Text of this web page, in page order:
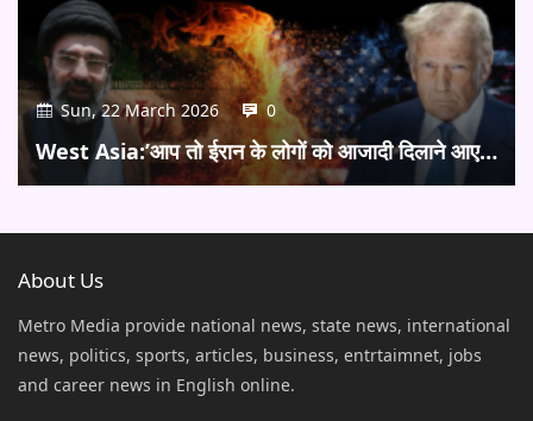
Sun, 22 March 2026 0
West Asia:’आप तो ईरान के लोगों को आजादी दिलाने आए…
About Us
Metro Media provide national news, state news, international
news, politics, sports, articles, business, entrtaimnet, jobs
and career news in English online.